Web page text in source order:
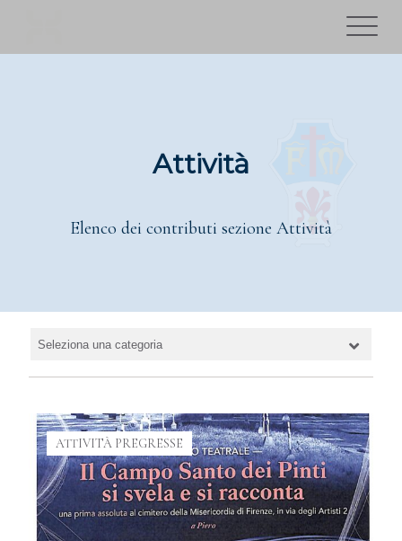
Attività
Elenco dei contributi sezione Attività
ATTIVITÀ PREGRESSE